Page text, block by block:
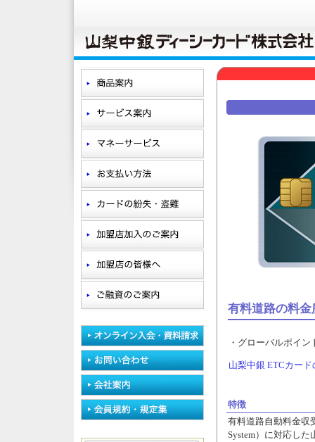
有料道路の料
・グローバルポイン
山梨中銀 ETCカー
特徴
有料道路自動料金収
System）に対応し